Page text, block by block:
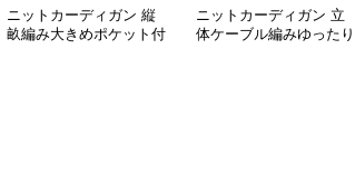
ニットカーディガン 縦
畝編み大きめポケット付
ニットカーディガン 立
体ケーブル編みゆったり